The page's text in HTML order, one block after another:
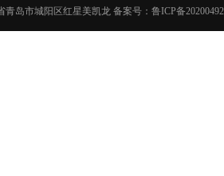
岛市城阳区红星美凯龙 备案号： 鲁ICP备